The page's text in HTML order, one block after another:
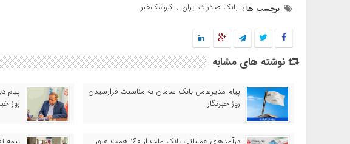
برچسب ها : بانک صادرات ایران , کیوسک‌خبر
نوشته های مشابه
پیام مدیرعامل بانک سامان به مناسبت فرارسیدن
روز خبرنگار
پیام
روز
درآمدهای عملیاتی بانک ملت از ۱۶۰ همت عبور بیمه